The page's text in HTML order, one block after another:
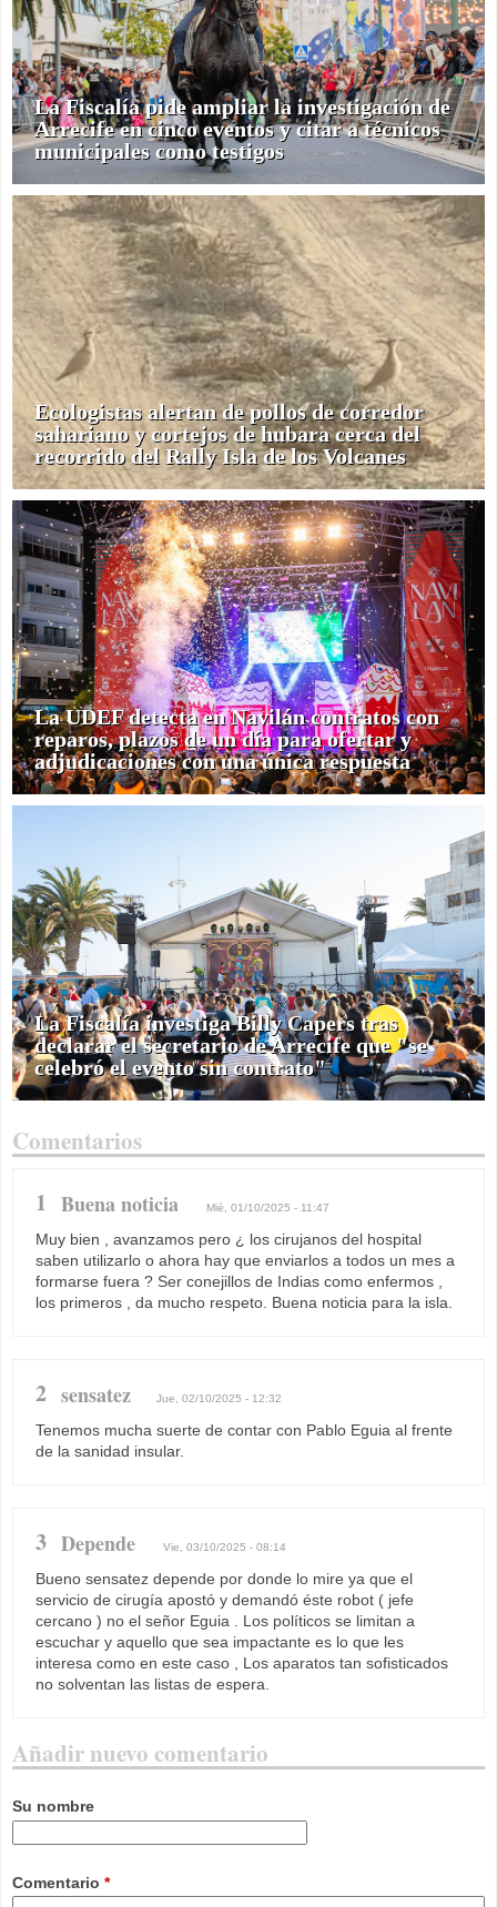
La Fiscalía pide ampliar la investigación de
Arrecife en cinco eventos y citar a técnicos
municipales como testigos
Ecologistas alertan de pollos de corredor
sahariano y cortejos de hubara cerca del
recorrido del Rally Isla de los Volcanes
La UDEF detecta en Navilán contratos con
reparos, plazos de un día para ofertar y
adjudicaciones con una única respuesta
La Fiscalía investiga Billy Capers tras
declarar el secretario de Arrecife que "se
celebró el evento sin contrato"
Comentarios
1 Buena noticia Mié, 01/10/2025 - 11:47
Muy bien , avanzamos pero ¿ los cirujanos del hospital
saben utilizarlo o ahora hay que enviarlos a todos un mes a
formarse fuera ? Ser conejillos de Indias como enfermos ,
los primeros , da mucho respeto. Buena noticia para la isla.
2 sensatez Jue, 02/10/2025 - 12:32
Tenemos mucha suerte de contar con Pablo Eguia al frente
de la sanidad insular.
3 Depende Vie, 03/10/2025 - 08:14
Bueno sensatez depende por donde lo mire ya que el
servicio de cirugía apostó y demandó éste robot ( jefe
cercano ) no el señor Eguia . Los políticos se limitan a
escuchar y aquello que sea impactante es lo que les
interesa como en este caso , Los aparatos tan sofisticados
no solventan las listas de espera.
Añadir nuevo comentario
Su nombre
Comentario *